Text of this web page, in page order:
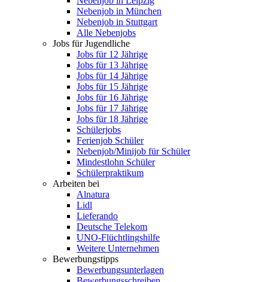
Nebenjob in München
Nebenjob in Stuttgart
Alle Nebenjobs
Jobs für Jugendliche
Jobs für 12 Jährige
Jobs für 13 Jährige
Jobs für 14 Jährige
Jobs für 15 Jährige
Jobs für 16 Jährige
Jobs für 17 Jährige
Jobs für 18 Jährige
Schülerjobs
Ferienjob Schüler
Nebenjob/Minijob für Schüler
Mindestlohn Schüler
Schülerpraktikum
Arbeiten bei
Alnatura
Lidl
Lieferando
Deutsche Telekom
UNO-Flüchtlingshilfe
Weitere Unternehmen
Bewerbungstipps
Bewerbungsunterlagen